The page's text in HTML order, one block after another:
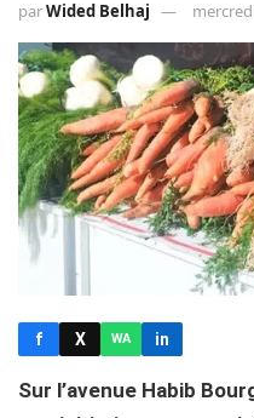
parWided Belhaj
f X WA in
Sur l’avenue Habib